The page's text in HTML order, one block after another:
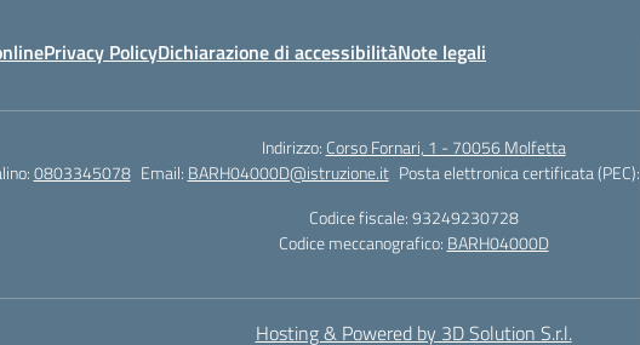
Privacy PolicyDichiarazione di accessibilitàNote legali
Indirizzo: Corso Fornari, 1 - 70056 Molfetta
0803345078 Email: BARH04000D@istruzione.it Posta elettronica certificata (PEC):
Codice fiscale: 93249230728
Codice meccanografico: BARH04000D
Hosting & Powered by 3D Solution S.r.l.